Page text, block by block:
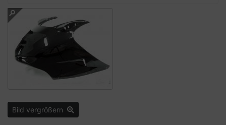
Bild vergrößern